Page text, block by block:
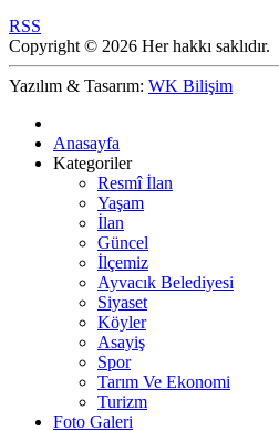
RSS
Copyright © 2026 Her hakkı saklıdır.
Yazılım & Tasarım: WK Bilişim
Anasayfa
Kategoriler
Resmî İlan
Yaşam
İlan
Güncel
İlçemiz
Ayvacık Belediyesi
Siyaset
Köyler
Asayiş
Spor
Tarım Ve Ekonomi
Turizm
Foto Galeri